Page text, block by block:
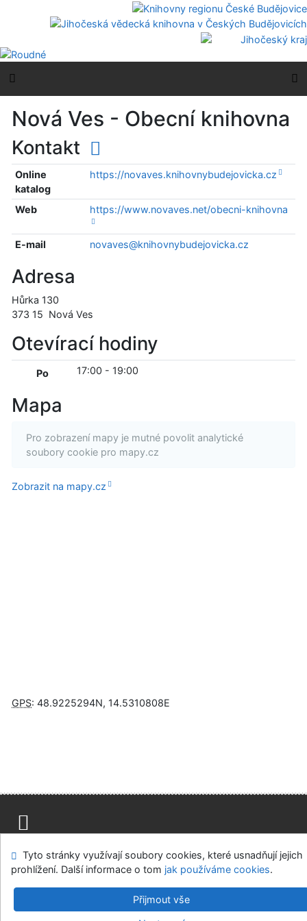
Přejít na menu
Nová Ves - Obecní knihovna
Kontakt
Online
katalog
https://novaves.knihovnybudejovicka.cz
Web https://www.novaves.net/obecni-knihovna
E-mail novaves@knihovnybudejovicka.cz
Adresa
Hůrka 130
373 15 Nová Ves
Otevírací hodiny
Po 17:00 - 19:00
Mapa
Pro zobrazení mapy je mutné povolit analytické
soubory cookie pro mapy.cz
Zobrazit na mapy.cz
GPS: 48.9225294N, 14.5310808E
Nastavení cookies
Knihovny regionu České Budějovice
v.4.8.63a - Cosmotron Bohemia, s.r.o.
Tyto stránky využívají soubory cookies, které usnadňují jejich
prohlížení. Další informace o tom jak používáme cookies.
Přijmout vše